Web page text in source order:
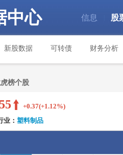
中心 信息 股
新股数据 可转债 财务分析
榜个股
+0.37(+1.12%)
业： 塑料制品